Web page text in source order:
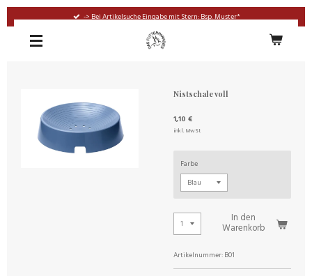
springen
-> Bei Artikelsuche Eingabe mit Stern: Bsp. Muster*
Nistschale voll
1,10 €
inkl. MwSt
Farbe
In den
Warenkorb
Artikelnummer:B01